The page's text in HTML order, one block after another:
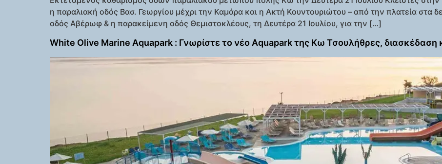
η παραλιακή οδός Βασ. Γεωργίου μέχρι την Καμάρα και η Ακτή Κουντουριώτου – από την πλατεία στα
οδός Αβέρωφ & η παρακείμενη οδός Θεμιστοκλέους, τη Δευτέρα 21 Ιουλίου, για την […]
White Olive Marine Aquapark : Γνωρίστε το νέο Aquapark της Κω Τσουλήθρες, διασκέδαση